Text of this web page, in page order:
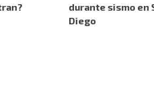
durante sismo en
Diego